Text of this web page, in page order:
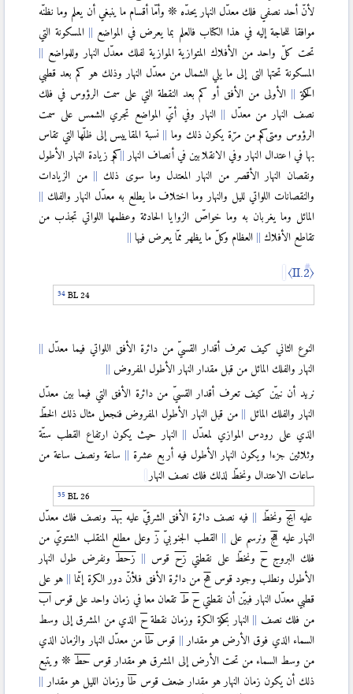
〈III.1〉
〈III.2〉
〈III.3〉
〈III.4〉
〈III.5〉
〈III.10〉
〈IV.4〉
〈IV.5〉
〈IV.6〉
〈IV.9〉
〈IV.10〉
〈IV.11〉
〈V.1〉
〈V.3〉
〈V.4〉
〈V.5〉
لأنّ أحد نصفي فلك معدّل النهار يحدّه ❊ وأمّا أقسام ما ينبغي أن يعلم وما نظنّه
موافقا للحاجة إليه في هذا الكتاب فالعلم بما يعرض في المواضع
المسكونة التي
تحت كلّ واحد من الأفلاك المتوازية الموازية لفلك معدّل النهار وللمواضع
المسكونة تحتها التى إلى ما يلي الشمال من معدّل النهار وذلك هو كم بعد قطبي
الحركة
الأولى من الأفق أو كم بعد النقطة التي على سمت الرؤوس في فلك
نصف النهار من معدّل
النهار وفي أيّ المواضع تجري الشمس على سمت
الرؤوس ومتى وكم من مرّة يكون ذلك وما
نسبة المقاييس إلى ظلّها التي تقاس
بها في اعتدال النهار وفي الانقلابين في أنصاف النهار
وكم زيادة النهار الأطول
ونقصان النهار الأقصر من النهار المعتدل وما سوى ذلك
من الزيادات
والنقصانات اللواتي لليل والنهار وما اختلاف ما يطلع به معدّل النهار والفلك
المائل وما يغربان به وما خواصّ الزوايا الحادثة وعظمها اللواتي تجذب من
تقاطع الأفلاك
العظام وكلّ ما يظهر ممّا يعرض فيها
〈II.2〉
BL 24
النوع الثاني كيف تعرف أقدار القسيّ من دائرة الأفق اللواتي فيما معدّل
النهار والفلك المائل من قبل مقدار النهار الأطول المفروض
نريد أن نبيّن كيف تعرف أقدار القسيّ من دائرة الأفق التي فيما بين معدّل
النهار والفلك المائل
من قبل النهار الأطول المفروض فنجعل مثال ذلك الخطّ
الذي على رودس الموازي لمعدّل
النهار حيث يكون ارتفاع القطب ستّة
وثلاثين جزءا ويكون النهار الأطول فيه أربع عشرة
ساعة ونصف ساعة من
ساعات الاعتدال ونخطّ لذلك فلك نصف النهار
BL 26
عليهابج ونخطّ فيه نصف دائرة الأفق الشرقيّ عليهبهد ونصف فلك معدّل
النهار عليه اهج ونرسم على القطب الجنوبيّ ز وعلى مطلع المنقلب الشتويّ من
فلك البروج ح ونخطّ على نقطتي زح قوس زحط ونفرض طول النهار
الأطول ونطلب وجود قوس هح من دائرة الأفق فلأنّ دور الكرة إنّما
هو على
قطبي معدّل النهار فبيّن أن نقطتيح ط تقعان معا في زمان واحد على قوس اب
من فلك نصف
النهار بحركة الكرة وزمان نقطةح الذي من المشرق إلى وسط
السماء الذي فوق الأرض هو مقدار
قوس طامن معدّل النهار والزمان الذي
من وسط السماء من تحت الأرض إلى المشرق هو مقدار قوس حط ❊ ويتبع
ذلك أن يكون زمان النهار هو مقدار ضعف قوس طاوزمان الليل هو مقدار